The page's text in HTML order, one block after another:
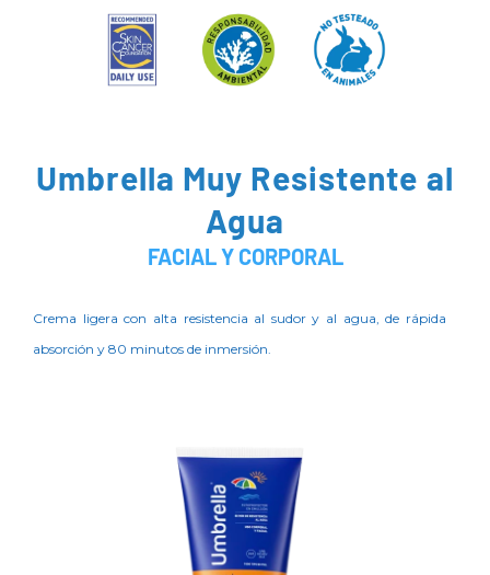
Umbrella Muy Resistente al
Agua
FACIAL Y CORPORAL
Crema ligera con alta resistencia al sudor y al agua, de rápida
absorción y 80 minutos de inmersión.